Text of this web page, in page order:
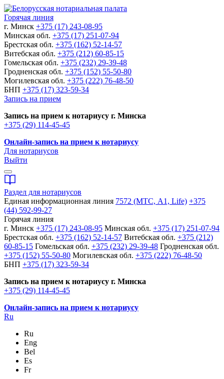
Горячая линия
г. Минск +375 (17) 243-08-95
Минская обл. +375 (17) 251-07-94
Брестская обл. +375 (162) 52-14-57
Витебская обл. +375 (212) 60-85-15
Гомельская обл. +375 (232) 29-39-48
Гродненская обл. +375 (152) 55-50-80
Могилевская обл. +375 (222) 76-48-50
БНП +375 (17) 323-59-34
Запись на прием
Запись на прием к нотариусу г. Минска
+375 (29) 114-45-45
Онлайн-запись на прием к нотариусу
Для нотариусов
Выйти
Раздел для нотариусов
Единая информационная линия 7572 (МТС, A1, Life) +375
(44) 592-99-27
Горячая линия
г. Минск +375 (17) 243-08-95 Минская обл. +375 (17) 251-07-94
Брестская обл. +375 (162) 52-14-57 Витебская обл. +375 (212)
60-85-15 Гомельская обл. +375 (232) 29-39-48 Гродненская обл.
+375 (152) 55-50-80 Могилевская обл. +375 (222) 76-48-50
БНП +375 (17) 323-59-34
Запись на прием к нотариусу г. Минска
+375 (29) 114-45-45
Онлайн-запись на прием к нотариусу
Ru
Ru
Eng
Bel
Es
Fr